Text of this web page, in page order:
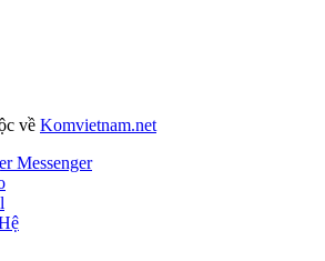
về Komvietnam.net
Messenger